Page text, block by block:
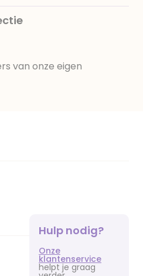
van onze eigen
Hulp nodig?
Onze
klantenservice
helpt je graag